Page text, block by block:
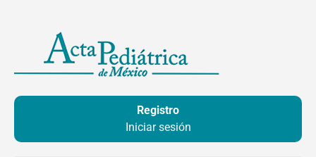
contenido
Registro
Iniciar sesión